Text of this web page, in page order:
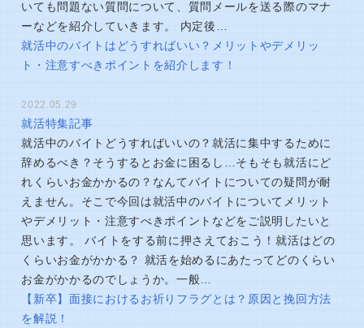
いても問題ない質問について、質問メールを送る際のマナ
ーなどを紹介していきます。 内定後…
就活中のバイトはどうすればいい？メリットやデメリッ
ト・注意すべきポイントを紹介します！
2022.05.29
就活特集記事
就活中のバイトどうすればいいの？就活に集中するために
辞めるべき？そうするとお金に困るし…そもそも就活にど
れくらいお金かかるの？なんてバイトについての疑問が耐
えません。そこで今回は就活中のバイトについてメリット
やデメリット・注意すべきポイントなどをご説明したいと
思います。 バイトをする前に押さえておこう！就活はどの
くらいお金がかかる？ 就活を始めるにあたってどのくらい
お金がかかるのでしょうか。一般…
【新卒】面接におけるお祈りフラグとは？原因と挽回方法
を解説！